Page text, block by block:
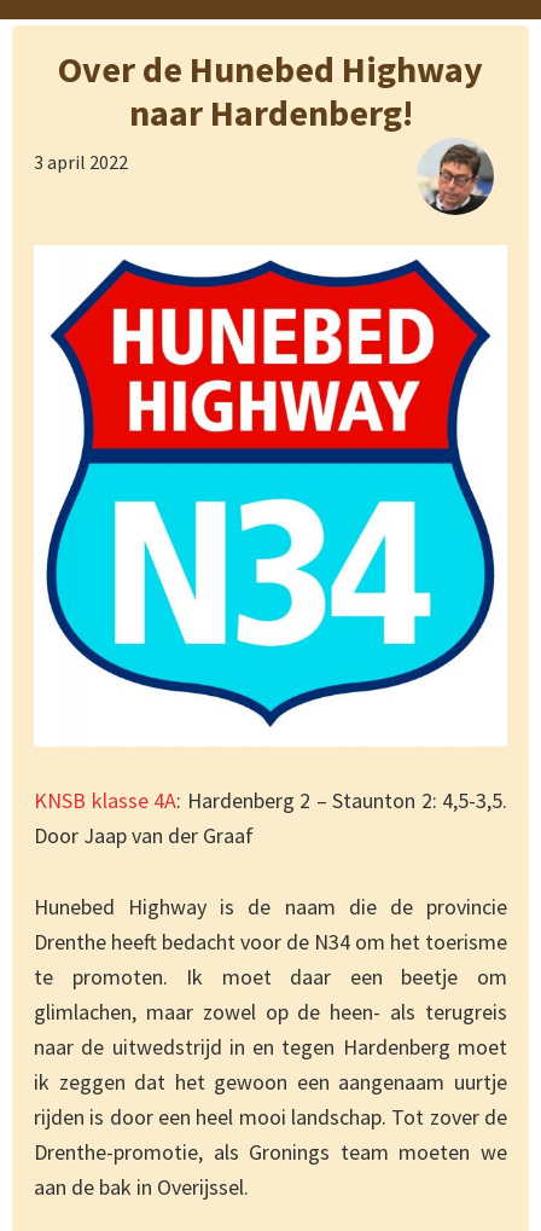
Over de Hunebed Highway
naar Hardenberg!
3 april 2022
KNSB klasse 4A: Hardenberg 2 – Staunton 2: 4,5-3,5.
Door Jaap van der Graaf
Hunebed Highway is de naam die de provincie
Drenthe heeft bedacht voor de N34 om het toerisme
te promoten. Ik moet daar een beetje om
glimlachen, maar zowel op de heen- als terugreis
naar de uitwedstrijd in en tegen Hardenberg moet
ik zeggen dat het gewoon een aangenaam uurtje
rijden is door een heel mooi landschap. Tot zover de
Drenthe-promotie, als Gronings team moeten we
aan de bak in Overijssel.